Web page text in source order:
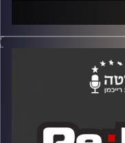
רייכמן וכלכליסט
סמסון את איל נוה –
ארגון "אחים
האזרחית אל
אזורי העימות
של בני הגיל